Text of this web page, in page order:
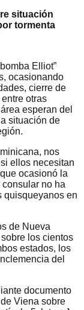
situación
tormenta
Elliot”
ocasionando
cierre de
otras
esperan del
situación de
nos
ellos necesitan
ocasionó la
consular no ha
quisqueyanos en
de Nueva
los cientos
estados, los
del
documento
Viena sobre